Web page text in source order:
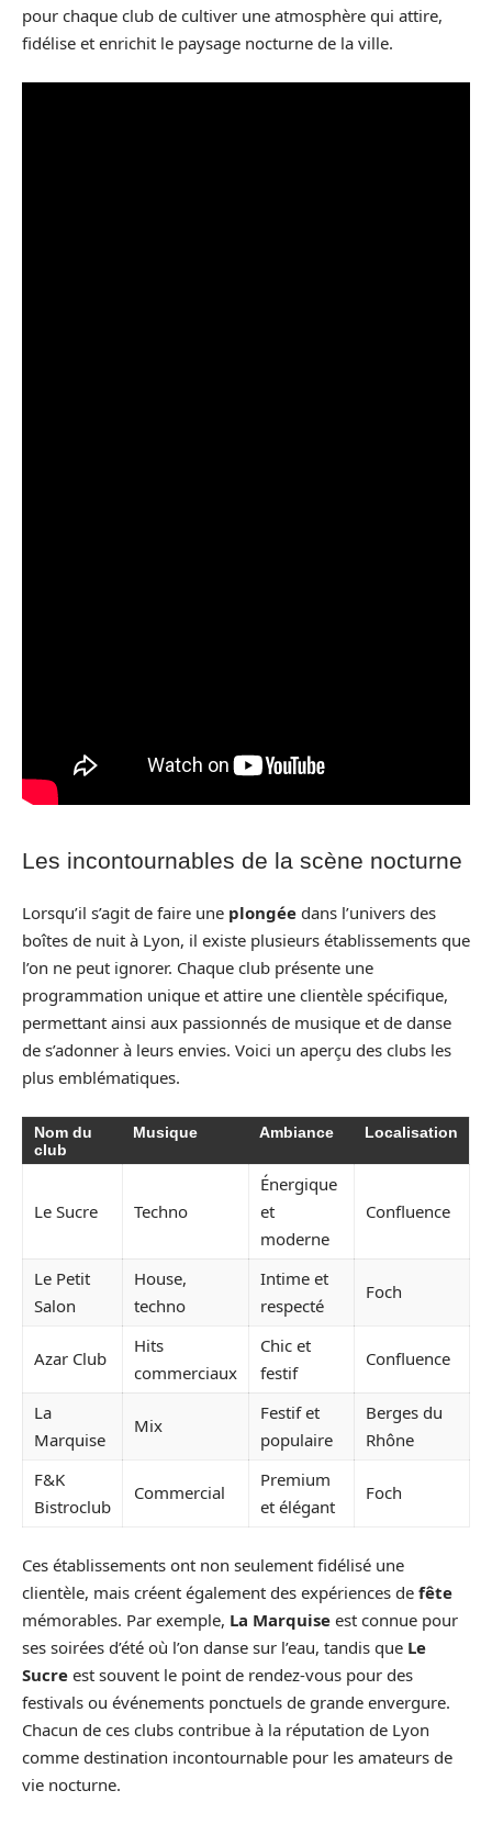
pour chaque club de cultiver une atmosphère qui attire,
fidélise et enrichit le paysage nocturne de la ville.
Les incontournables de la scène nocturne
Lorsqu’il s’agit de faire une plongée dans l’univers des
boîtes de nuit à Lyon, il existe plusieurs établissements que
l’on ne peut ignorer. Chaque club présente une
programmation unique et attire une clientèle spécifique,
permettant ainsi aux passionnés de musique et de danse
de s’adonner à leurs envies. Voici un aperçu des clubs les
plus emblématiques.
Nom du
club
Musique Ambiance Localisation
Le Sucre Techno
Énergique
et
moderne
Confluence
Le Petit
Salon
House,
techno
Intime et
respecté
Foch
Azar Club
Hits
commerciaux
Chic et
festif
Confluence
La
Marquise
Mix
Festif et
populaire
Berges du
Rhône
F&K
Bistroclub
Commercial
Premium
et élégant
Foch
Ces établissements ont non seulement fidélisé une
clientèle, mais créent également des expériences de fête
mémorables. Par exemple, La Marquise est connue pour
ses soirées d’été où l’on danse sur l’eau, tandis que Le
Sucre est souvent le point de rendez-vous pour des
festivals ou événements ponctuels de grande envergure.
Chacun de ces clubs contribue à la réputation de Lyon
comme destination incontournable pour les amateurs de
vie nocturne.